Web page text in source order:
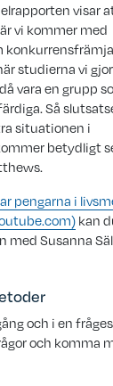
visar
vi kommer med
studierna vi
vara en grupp
Så
situationen i
betydligt
pengarna i
kan
med Susanna
och i en
och komma